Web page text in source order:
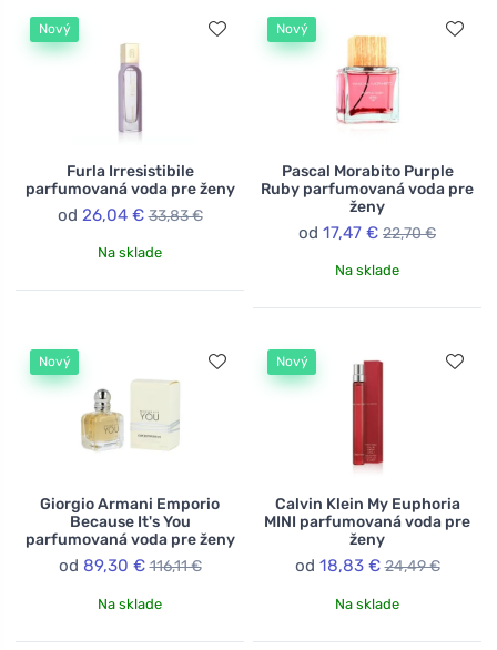
Nový
Furla Irresistibile
parfumovaná voda pre ženy
od 26,04 € 33,83 €
Na sklade
Nový
Pascal Morabito Purple
Ruby parfumovaná voda pre
ženy
od 17,47 € 22,70 €
Na sklade
Nový
Giorgio Armani Emporio
Because It's You
parfumovaná voda pre ženy
od 89,30 € 116,11 €
Na sklade
Nový
Calvin Klein My Euphoria
MINI parfumovaná voda pre
ženy
od 18,83 € 24,49 €
Na sklade